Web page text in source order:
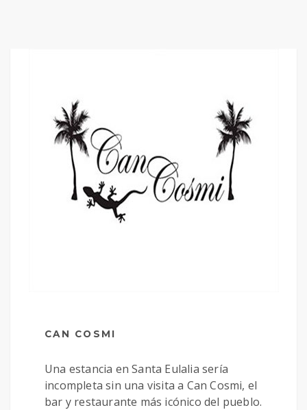
CAN COSMI
Una estancia en Santa Eulalia sería
incompleta sin una visita a Can Cosmi, el
bar y restaurante más icónico del pueblo.